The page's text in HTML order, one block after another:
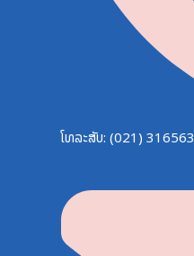
ໂທລະສັບ: (021) 316563